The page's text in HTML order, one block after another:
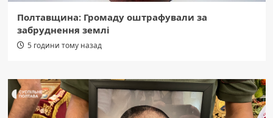
Полтавщина: Громаду оштрафували за
забруднення землі
5 години тому назад